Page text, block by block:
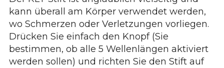
kann überall am Körper verwendet werden,
wo Schmerzen oder Verletzungen vorliegen.
Drücken Sie einfach den Knopf (Sie
bestimmen, ob alle 5 Wellenlängen aktiviert
werden sollen) und richten Sie den Stift auf